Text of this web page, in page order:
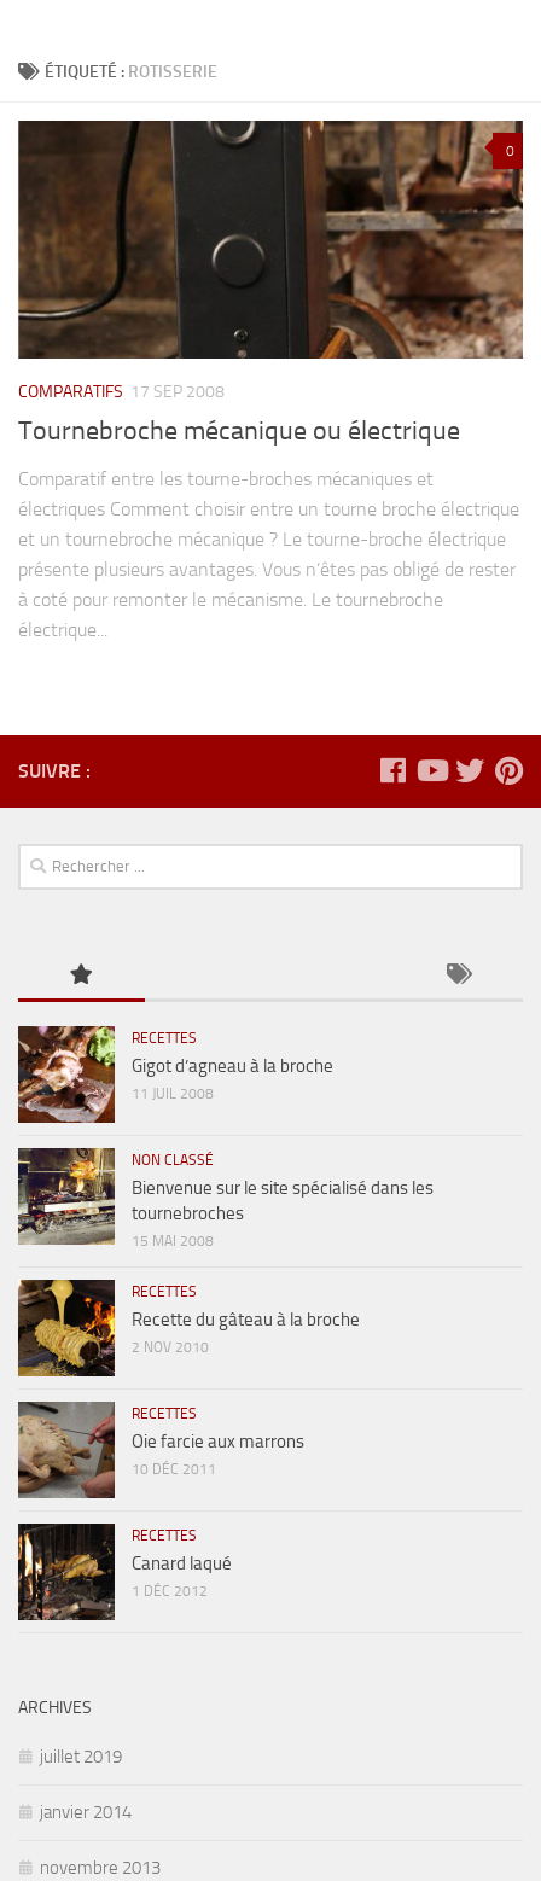
ÉTIQUETÉ : ROTISSERIE
0
COMPARATIFS 17 SEP 2008
Tournebroche mécanique ou électrique
Comparatif entre les tourne-broches mécaniques et
électriques Comment choisir entre un tourne broche électrique
et un tournebroche mécanique ? Le tourne-broche électrique
présente plusieurs avantages. Vous n’êtes pas obligé de rester
à coté pour remonter le mécanisme. Le tournebroche
électrique...
SUIVRE :
RECETTES
Gigot d’agneau à la broche
11 JUIL 2008
NON CLASSÉ
Bienvenue sur le site spécialisé dans les
tournebroches
15 MAI 2008
RECETTES
Recette du gâteau à la broche
2 NOV 2010
RECETTES
Oie farcie aux marrons
10 DÉC 2011
RECETTES
Canard laqué
1 DÉC 2012
ARCHIVES
juillet 2019
janvier 2014
novembre 2013